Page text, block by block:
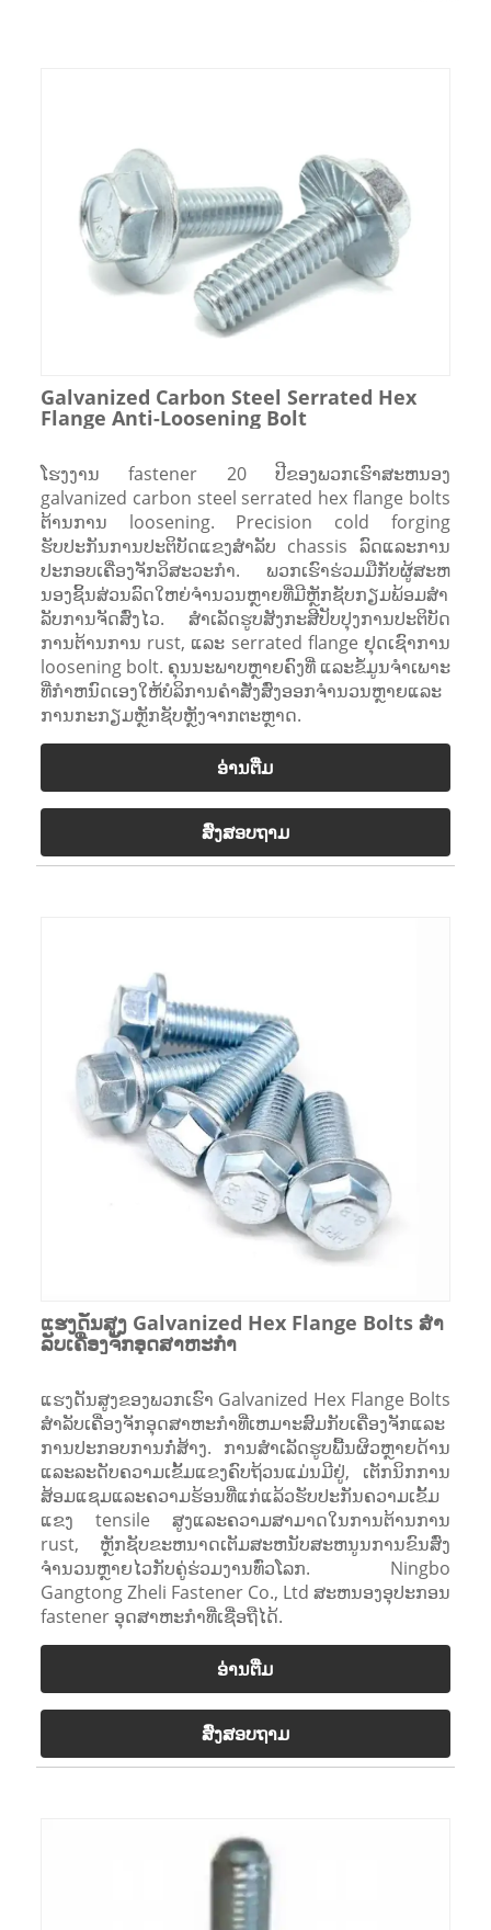
Galvanized Carbon Steel Serrated Hex
Flange Anti-Loosening Bolt
ໂຮງງານ fastener 20 ປີຂອງພວກເຮົາສະຫນອງ
galvanized carbon steel serrated hex flange bolts
ຕ້ານການ loosening. Precision cold forging
ຮັບປະກັນການປະຕິບັດແຂງສໍາລັບ chassis ລົດແລະການ
ປະກອບເຄື່ອງຈັກວິສະວະກໍາ. ພວກເຮົາຮ່ວມມືກັບຜູ້ສະຫ
ນອງຊິ້ນສ່ວນລົດໃຫຍ່ຈໍານວນຫຼາຍທີ່ມີຫຼັກຊັບກຽມພ້ອມສໍາ
ລັບການຈັດສົ່ງໄວ. ສໍາເລັດຮູບສັງກະສີປັບປຸງການປະຕິບັດ
ການຕ້ານການ rust, ແລະ serrated flange ຢຸດເຊົາການ
loosening bolt. ຄຸນນະພາບຫຼາຍຄົງທີ່ ແລະຂໍ້ມູນຈໍາເພາະ
ທີ່ກໍາຫນົດເອງໃຫ້ບໍລິການຄໍາສັ່ງສົ່ງອອກຈໍານວນຫຼາຍແລະ
ການກະກຽມຫຼັກຊັບຫຼັງຈາກຕະຫຼາດ.
ອ່ານ​ຕື່ມ
ສົ່ງສອບຖາມ
ແຮງດັນສູງ Galvanized Hex Flange Bolts ສໍາ
ລັບເຄື່ອງຈັກອຸດສາຫະກໍາ
ແຮງດັນສູງຂອງພວກເຮົາ Galvanized Hex Flange Bolts
ສໍາລັບເຄື່ອງຈັກອຸດສາຫະກໍາທີ່ເຫມາະສົມກັບເຄື່ອງຈັກແລະ
ການປະກອບການກໍ່ສ້າງ. ການສໍາເລັດຮູບພື້ນຜິວຫຼາຍດ້ານ
ແລະລະດັບຄວາມເຂັ້ມແຂງຄົບຖ້ວນແມ່ນມີຢູ່, ເຕັກນິກການ
ສ້ອມແຊມແລະຄວາມຮ້ອນທີ່ແກ່ແລ້ວຮັບປະກັນຄວາມເຂັ້ມ
ແຂງ tensile ສູງແລະຄວາມສາມາດໃນການຕ້ານການ
rust, ຫຼັກຊັບຂະຫນາດເຕັມສະຫນັບສະຫນູນການຂົນສົ່ງ
ຈໍານວນຫຼາຍໄວກັບຄູ່ຮ່ວມງານທົ່ວໂລກ. Ningbo
Gangtong Zheli Fastener Co., Ltd ສະຫນອງອຸປະກອນ
fastener ອຸດສາຫະກໍາທີ່ເຊື່ອຖືໄດ້.
ອ່ານ​ຕື່ມ
ສົ່ງສອບຖາມ